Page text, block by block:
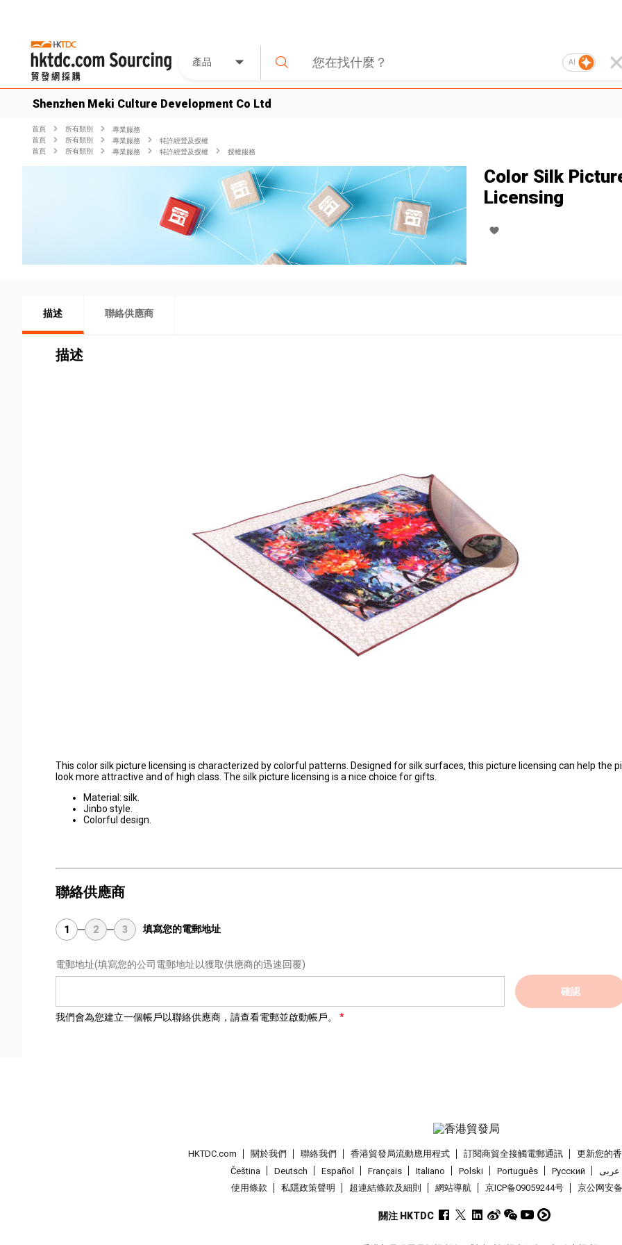
產品 AI
Shenzhen Meki Culture Development Co Ltd
首頁 所有類別
專業服務
首頁
所有類別 專業服務
特許經營及授權
首頁
所有類別 專業服務 特許經營及授權 授權服務
Color Silk
Licensing
描述 聯絡供應商
描述
This color silk picture licensing is characterized by colorful patterns. Designed for silk surfaces, this picture licensing can help the
look more attractive and of high class. The silk picture licensing is a nice choice for gifts.
Material: silk.
Jinbo style.
Colorful design.
聯絡供應商
1 2 3 填寫您的電郵地址
電郵地址(填寫您的公司電郵地址以獲取供應商的迅速回覆)
確認
我們會為您建立一個帳戶以聯絡供應商，請查看電郵並啟動帳戶。
HKTDC.com 關於我們 聯絡我們 香港貿發局流動應用程式 訂閱商貿全接觸電郵通訊 更新您的
Čeština
Deutsch Español Français Italiano Polski Português Pусский عربى
使用條款
私隱政策聲明 超連結條款及細則 網站導航 京ICP备09059244号 京公网安
關注 HKTDC